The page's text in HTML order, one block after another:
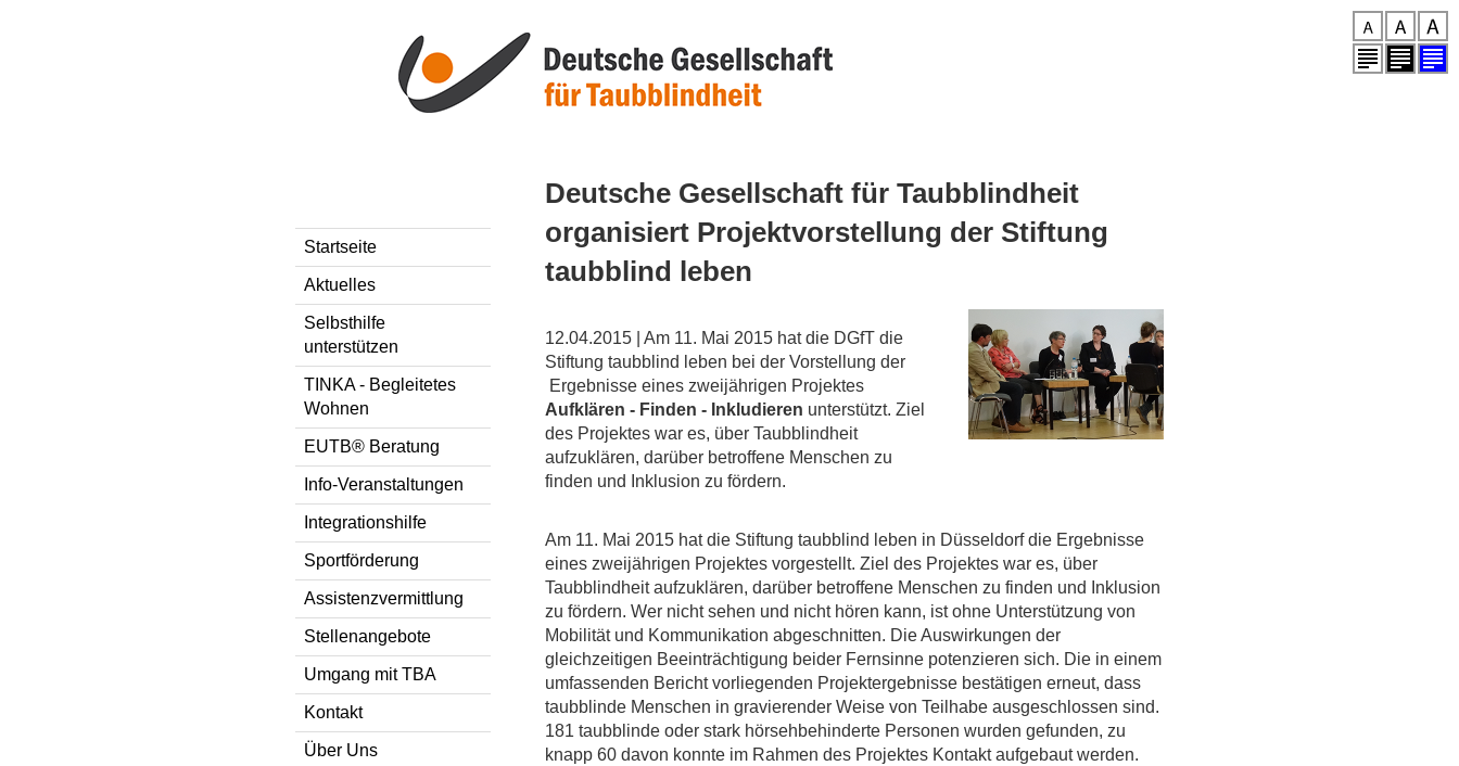
Deutsche Gesellschaft für Taubblindheit
organisiert Projektvorstellung der Stiftung
taubblind leben
12.04.2015 | Am 11. Mai 2015 hat die DGfT die
Stiftung taubblind leben bei der Vorstellung der
Ergebnisse eines zweijährigen Projektes
Aufklären - Finden - Inkludieren unterstützt. Ziel
des Projektes war es, über Taubblindheit
aufzuklären, darüber betroffene Menschen zu
finden und Inklusion zu fördern.
Am 11. Mai 2015 hat die Stiftung taubblind leben in Düsseldorf die Ergebnisse
eines zweijährigen Projektes vorgestellt. Ziel des Projektes war es, über
Taubblindheit aufzuklären, darüber betroffene Menschen zu finden und Inklusion
zu fördern. Wer nicht sehen und nicht hören kann, ist ohne Unterstützung von
Mobilität und Kommunikation abgeschnitten. Die Auswirkungen der
gleichzeitigen Beeinträchtigung beider Fernsinne potenzieren sich. Die in einem
umfassenden Bericht vorliegenden Projektergebnisse bestätigen erneut, dass
taubblinde Menschen in gravierender Weise von Teilhabe ausgeschlossen sind.
181 taubblinde oder stark hörsehbehinderte Personen wurden gefunden, zu
knapp 60 davon konnte im Rahmen des Projektes Kontakt aufgebaut werden.
Startseite
Aktuelles
Selbsthilfe
unterstützen
TINKA - Begleitetes
Wohnen
EUTB® Beratung
Info-Veranstaltungen
Integrationshilfe
Sportförderung
Assistenzvermittlung
Stellenangebote
Umgang mit TBA
Kontakt
Über Uns